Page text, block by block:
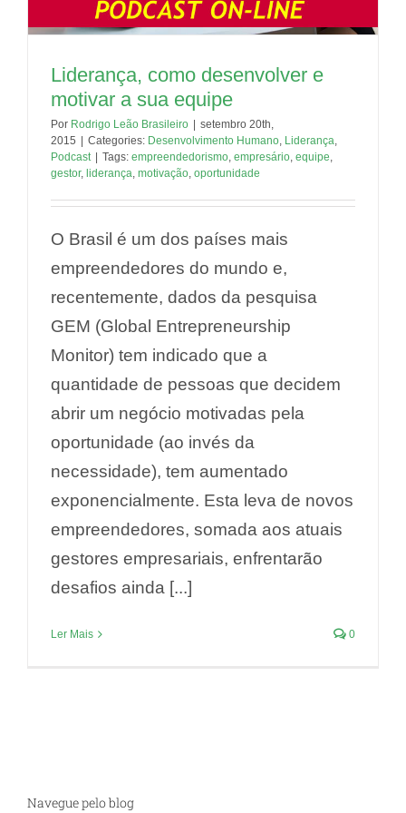
Liderança, como desenvolver e
motivar a sua equipe
Por Rodrigo Leão Brasileiro | setembro 20th,
2015 | Categories: Desenvolvimento Humano Liderança
Podcast | Tags: empreendedorismo empresário equipe
gestor, liderança motivação oportunidade
O Brasil é um dos países mais
empreendedores do mundo e,
recentemente, dados da pesquisa
GEM (Global Entrepreneurship
Monitor) tem indicado que a
quantidade de pessoas que decidem
abrir um negócio motivadas pela
oportunidade (ao invés da
necessidade), tem aumentado
exponencialmente. Esta leva de novos
empreendedores, somada aos atuais
gestores empresariais, enfrentarão
desafios ainda [...]
Ler Mais 0
Navegue pelo blog